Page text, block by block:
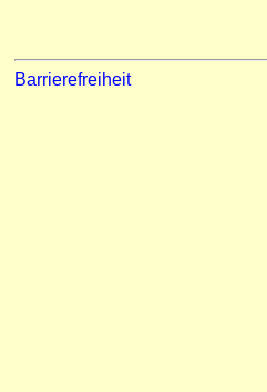
Barrierefreiheit